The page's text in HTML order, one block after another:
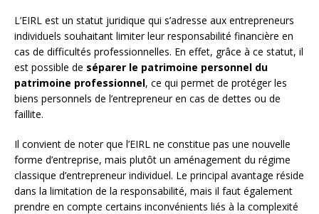
L’EIRL est un statut juridique qui s’adresse aux entrepreneurs
individuels souhaitant limiter leur responsabilité financière en
cas de difficultés professionnelles. En effet, grâce à ce statut, il
est possible de séparer le patrimoine personnel du
patrimoine professionnel, ce qui permet de protéger les
biens personnels de l’entrepreneur en cas de dettes ou de
faillite.
Il convient de noter que l’EIRL ne constitue pas une nouvelle
forme d’entreprise, mais plutôt un aménagement du régime
classique d’entrepreneur individuel. Le principal avantage réside
dans la limitation de la responsabilité, mais il faut également
prendre en compte certains inconvénients liés à la complexité